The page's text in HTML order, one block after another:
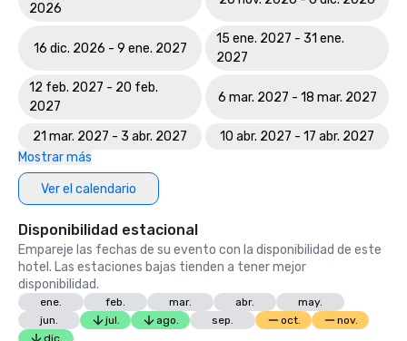
2026
16 dic. 2026 - 9 ene. 2027
15 ene. 2027 - 31 ene.
2027
12 feb. 2027 - 20 feb.
2027
6 mar. 2027 - 18 mar. 2027
21 mar. 2027 - 3 abr. 2027
10 abr. 2027 - 17 abr. 2027
Mostrar más
Ver el calendario
Disponibilidad estacional
Empareje las fechas de su evento con la disponibilidad de este
hotel. Las estaciones bajas tienden a tener mejor
disponibilidad.
ene. feb. mar. abr.
may.
jun.
jul. ago. sep. oct.
nov.
dic.